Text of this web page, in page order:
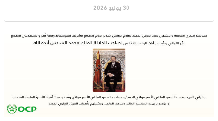
30 يوليو 2026